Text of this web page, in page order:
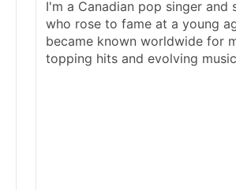
Male @Lucas
Diddy